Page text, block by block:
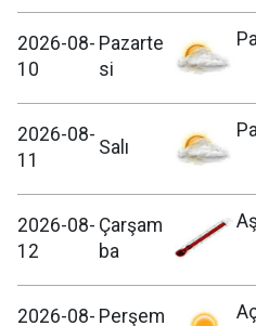
2026-08-
10
Pazarte
si
2026-08-
11
Salı
2026-08-
12
Çarşam
ba
2026-08- Perşem